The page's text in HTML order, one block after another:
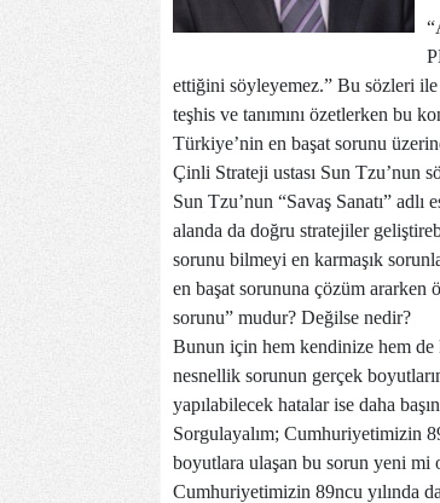
ettiğini söyleyemez.” Bu sözleri
teşhis ve tanımını özetlerken bu
Türkiye’nin en başat sorunu
Çinli Strateji ustası Sun Tzu’nun
Sun Tzu’nun “Savaş Sanatı”
alanda da doğru stratejiler
sorunu bilmeyi en karmaşık
en başat sorununa çözüm ararken
sorunu” mudur? Değilse nedir?
Bunun için hem kendinize hem de
nesnellik sorunun gerçek
yapılabilecek hatalar ise daha
Sorgulayalım; Cumhuriyetimizin
boyutlara ulaşan bu sorun yeni mi
Cumhuriyetimizin 89ncu yılında